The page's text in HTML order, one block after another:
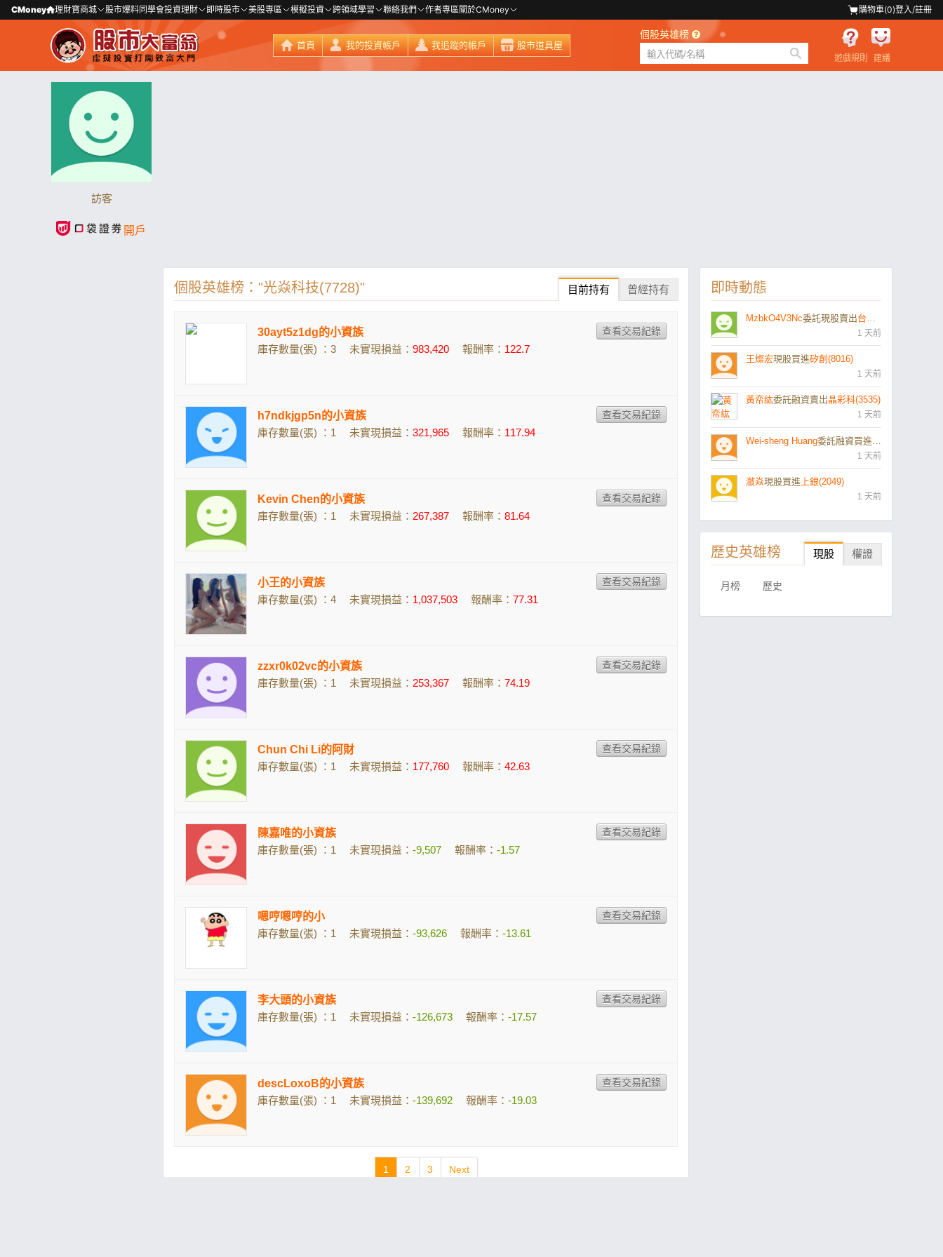
CMoney 理財寶商城 股市爆料同學會投資理財 即時股市 美股專區 模擬投資 跨領域學習 聯絡我們 作者專區關於CMoney 購物車(0)登入/註冊
首頁 我的投資帳戶 我追蹤的帳戶 股市道具屋
個股英雄榜
遊戲規則 建議
訪客
開戶
個股英雄榜："光焱科技(7728)" 目前持有 曾經持有
30ayt5z1dg的小資族
庫存數量(張) ：3
未實現損益： 983,420 報酬率： 122.7
h7ndkjgp5n的小資族
庫存數量(張) ：1
未實現損益： 321,965 報酬率： 117.94
Kevin Chen的小資族
庫存數量(張) ：1
未實現損益： 267,387 報酬率： 81.64
小王的小資族
庫存數量(張) ：4
未實現損益： 1,037,503 報酬率： 77.31
zzxr0k02vc的小資族
庫存數量(張) ：1
未實現損益： 253,367 報酬率： 74.19
Chun Chi Li的阿財
庫存數量(張) ：1
未實現損益： 177,760 報酬率： 42.63
陳嘉唯的小資族
庫存數量(張) ：1
未實現損益： -9,507 報酬率： -1.57
嗯哼嗯哼的小
庫存數量(張) ：1
未實現損益： -93,626 報酬率： -13.61
李大頭的小資族
庫存數量(張) ：1
未實現損益： -126,673 報酬率： -17.57
descLoxoB的小資族
庫存數量(張) ：1
未實現損益： -139,692 報酬率： -19.03
1 2 3 Next
即時動態
MzbkO4V3Nc委託現股賣出台積電凱基58購10(031645)
1 天前
王燦宏現股買進矽創(8016)
1 天前
黃帟紘委託融資賣出晶彩科(3535)
1 天前
Wei-sheng Huang委託融資買進
1 天前
瀲焱現股買進 上銀(2049)
1 天前
歷史英雄榜 現股 權證
月榜 歷史